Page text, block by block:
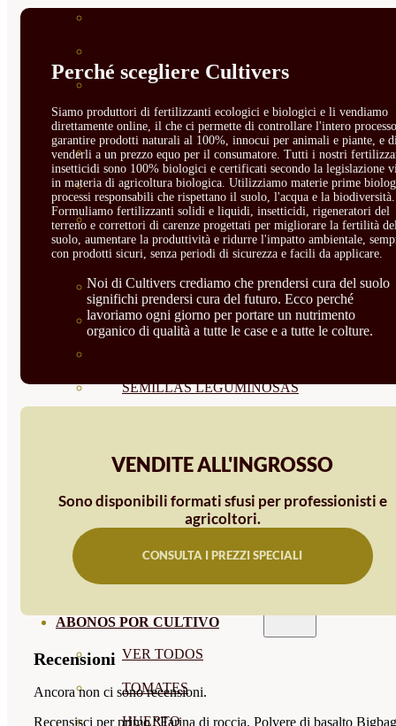
SEMILLAS HORTALIZA DE
HOJA
SEMILLAS AROMÁTICAS
SEMILLAS FLORES
SEMILLAS FLORES
COMESTIBLES
SEMILLAS TRADICIONALES
SEMILLAS BRASICAS
SEMILLAS LEGUMINOSAS
CUBIERTAS VEGETALES
BOMBAS DE SEMILLAS
BANDEJAS Y SEMILLEROS
PROFESIONALES
ABONOS POR CULTIVO
VER TODOS
TOMATES
HUERTO
Perché scegliere Cultivers
Siamo produttori di fertilizzanti ecologici e biologici e li vendiamo
direttamente online, il che ci permette di controllare l'intero
garantire prodotti naturali al 100%, innocui per animali e piante, e
venderli a un prezzo equo per il consumatore. Tutti i nostri
insetticidi sono 100% biologici e certificati secondo la legislazione
in materia di agricoltura biologica. Utilizziamo materie prime
processi responsabili che rispettano il suolo, l'acqua e la biodiversità.
Formuliamo fertilizzanti solidi e liquidi, insetticidi, rigeneratori del
terreno e correttori di carenze progettati per migliorare la fertilità
suolo, aumentare la produttività e ridurre l'impatto ambientale,
con prodotti sicuri, senza periodi di sicurezza e facili da applicare.
Noi di Cultivers crediamo che prendersi cura del suolo
significhi prendersi cura del futuro. Ecco perché
lavoriamo ogni giorno per portare un nutrimento
organico di qualità a tutte le case e a tutte le colture.
VENDITE ALL'INGROSSO
Sono disponibili formati sfusi per professionisti e
agricoltori.
CONSULTA I PREZZI SPECIALI
Recensioni
Ancora non ci sono recensioni.
Recensisci per primo “Farina di roccia. Polvere di basalto